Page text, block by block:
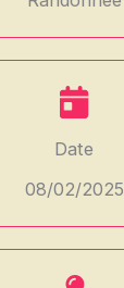
Date
08/02/2025